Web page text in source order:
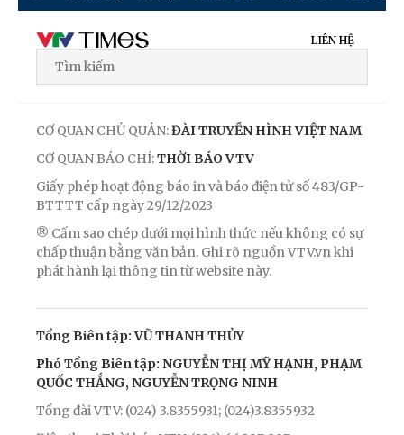
LIÊN HỆ
CƠ QUAN CHỦ QUẢN:ĐÀI TRUYỀN HÌNH VIỆT NAM
CƠ QUAN BÁO CHÍ:THỜI BÁO VTV
Giấy phép hoạt động báo in và báo điện tử số 483/GP-
BTTTT cấp ngày 29/12/2023
® Cấm sao chép dưới mọi hình thức nếu không có sự
chấp thuận bằng văn bản. Ghi rõ nguồn VTV.vn khi
phát hành lại thông tin từ website này.
Tổng Biên tập: VŨ THANH THỦY
Phó Tổng Biên tập: NGUYỄN THỊ MỸ HẠNH, PHẠM
QUỐC THẮNG, NGUYỄN TRỌNG NINH
Tổng đài VTV: (024) 3.8355931; (024)3.8355932